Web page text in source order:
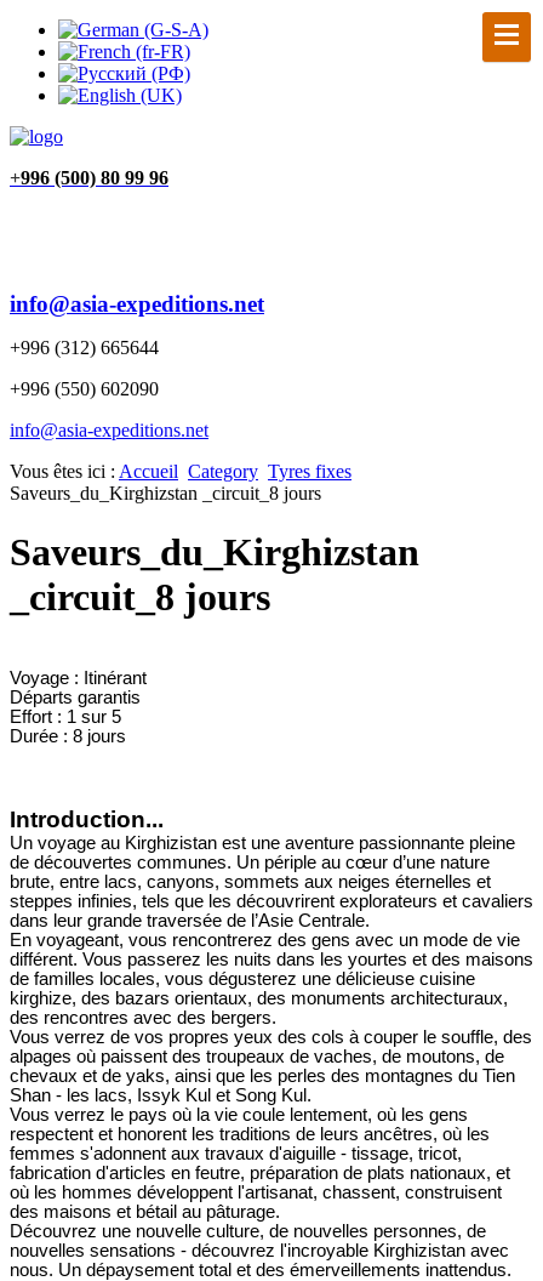
+996 (500) 80 99 96
info@asia-expeditions.net
+996 (312) 665644
+996 (550) 602090
info@asia-expeditions.net
Vous êtes ici : Accueil Category Tyres fixes
Saveurs_du_Kirghizstan _circuit_8 jours
Saveurs_du_Kirghizstan
_circuit_8 jours
Voyage : Itinérant
Départs garantis
Effort : 1 sur 5
Durée : 8 jours
Introduction...
Un voyage au Kirghizistan est une aventure passionnante pleine
de découvertes communes. Un périple au cœur d’une nature
brute, entre lacs, canyons, sommets aux neiges éternelles et
steppes infinies, tels que les découvrirent explorateurs et cavaliers
dans leur grande traversée de l’Asie Centrale.
En voyageant, vous rencontrerez des gens avec un mode de vie
différent. Vous passerez les nuits dans les yourtes et des maisons
de familles locales, vous dégusterez une délicieuse cuisine
kirghize, des bazars orientaux, des monuments architecturaux,
des rencontres avec des bergers.
Vous verrez de vos propres yeux des cols à couper le souffle, des
alpages où paissent des troupeaux de vaches, de moutons, de
chevaux et de yaks, ainsi que les perles des montagnes du Tien
Shan - les lacs, Issyk Kul et Song Kul.
Vous verrez le pays où la vie coule lentement, où les gens
respectent et honorent les traditions de leurs ancêtres, où les
femmes s'adonnent aux travaux d'aiguille - tissage, tricot,
fabrication d'articles en feutre, préparation de plats nationaux, et
où les hommes développent l'artisanat, chassent, construisent
des maisons et bétail au pâturage.
Découvrez une nouvelle culture, de nouvelles personnes, de
nouvelles sensations - découvrez l'incroyable Kirghizistan avec
nous. Un dépaysement total et des émerveillements inattendus.